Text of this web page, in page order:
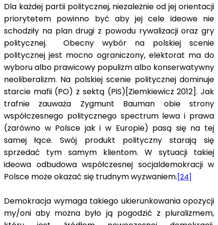
Dla każdej partii politycznej, niezależnie od jej orientacji
priorytetem powinno być aby jej cele ideowe nie
schodziły na plan drugi z powodu rywalizacji oraz gry
politycznej. Obecny wybór na polskiej scenie
politycznej jest mocno ograniczony, elektorat ma do
wyboru albo prawicowy populizm albo konserwatywny
neoliberalizm. Na polskiej scenie politycznej dominuje
starcie mafii (PO) z sektą (PiS)[Ziemkiewicz 2012]. Jak
trafnie zauważa Zygmunt Bauman obie strony
współczesnego politycznego spectrum lewa i prawa
(zarówno w Polsce jak i w Europie) pasą się na tej
samej łące. Swój produkt polityczny starają się
sprzedać tym samym klientom. W sytuacji takiej
ideowa odbudowa współczesnej socjaldemokracji w
Polsce może okazać się trudnym wyzwaniem. [24]
Demokracja wymaga takiego ukierunkowania opozycji
my/oni aby można było ją pogodzić z pluralizmem,